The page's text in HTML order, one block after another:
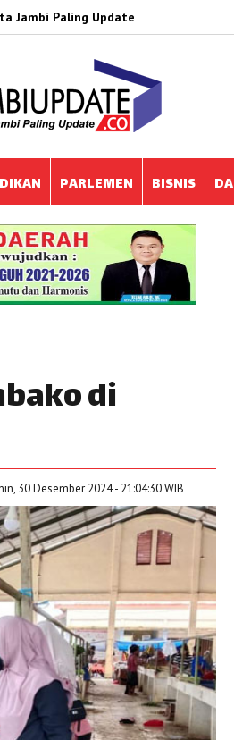
Jambi Paling Update
PARLEMEN BISNIS
di
30 Desember 2024 - 21:04:30 WIB